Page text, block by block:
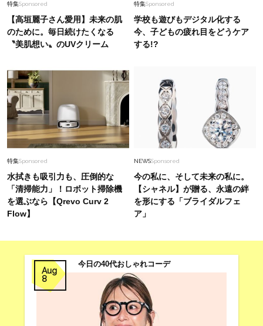
特集Sponsored
【高垣麗子さん愛用】未来の肌
のために。毎日続けたくなる
〝美肌想い〟のUVクリーム
特集Sponsored
学校も遊びもデジタル化する
今、子どもの疲れ目をどうケア
する!?
特集Sponsored
水拭きも吸引力も、圧倒的な
「清掃能力」！ロボット掃除機
を選ぶなら【Qrevo Curv 2
Flow】
NEWSSponsored
今の私に、そして未来の私に。
【シャネル】が贈る、永遠の絆
を形にする「ブライダルフェ
ア」
Aug
8
今日の40代おしゃれコーデ